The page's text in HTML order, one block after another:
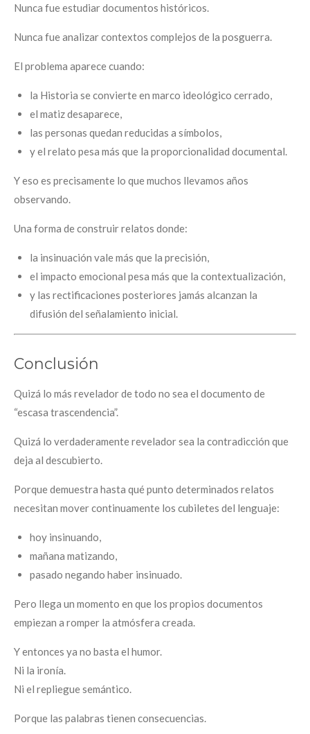
Nunca fue estudiar documentos históricos.
Nunca fue analizar contextos complejos de la posguerra.
El problema aparece cuando:
la Historia se convierte en marco ideológico cerrado,
el matiz desaparece,
las personas quedan reducidas a símbolos,
y el relato pesa más que la proporcionalidad documental.
Y eso es precisamente lo que muchos llevamos años
observando.
Una forma de construir relatos donde:
la insinuación vale más que la precisión,
el impacto emocional pesa más que la contextualización,
y las rectificaciones posteriores jamás alcanzan la
difusión del señalamiento inicial.
Conclusión
Quizá lo más revelador de todo no sea el documento de
“escasa trascendencia”.
Quizá lo verdaderamente revelador sea la contradicción que
deja al descubierto.
Porque demuestra hasta qué punto determinados relatos
necesitan mover continuamente los cubiletes del lenguaje:
hoy insinuando,
mañana matizando,
pasado negando haber insinuado.
Pero llega un momento en que los propios documentos
empiezan a romper la atmósfera creada.
Y entonces ya no basta el humor.
Ni la ironía.
Ni el repliegue semántico.
Porque las palabras tienen consecuencias.